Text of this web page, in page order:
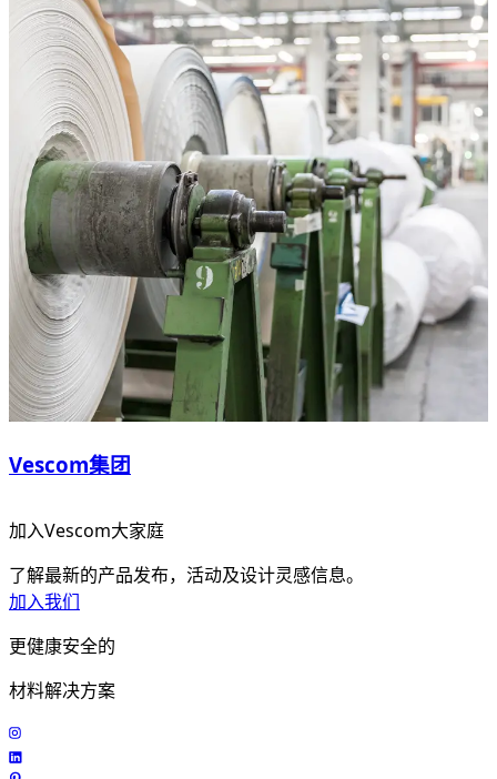
Vescom集团
加入Vescom大家庭
了解最新的产品发布，活动及设计灵感信息。
加入我们
更健康安全的
材料解决方案